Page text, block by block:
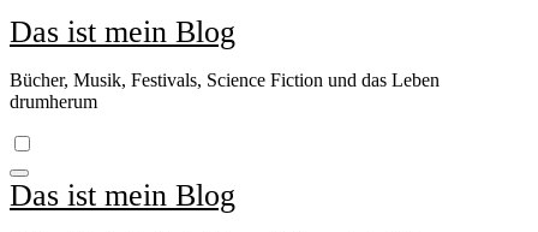
Das ist mein Blog
Bücher, Musik, Festivals, Science Fiction und das Leben
drumherum
Das ist mein Blog